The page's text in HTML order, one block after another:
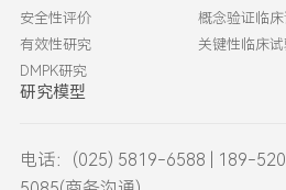
安全性评价
有效性研究
DMPK研究
研究模型
概念验证临
关键性临床试
电话：(025) 5819-6588 | 189-